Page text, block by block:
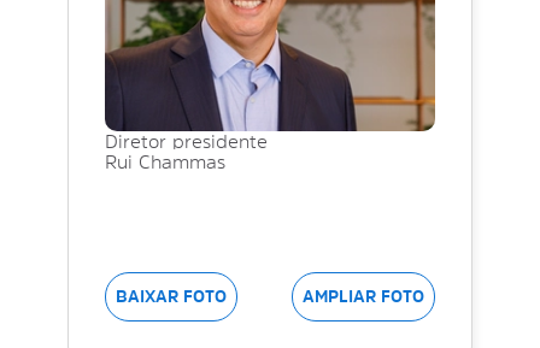
Diretor presidente
Rui Chammas
BAIXAR FOTO AMPLIAR FOTO